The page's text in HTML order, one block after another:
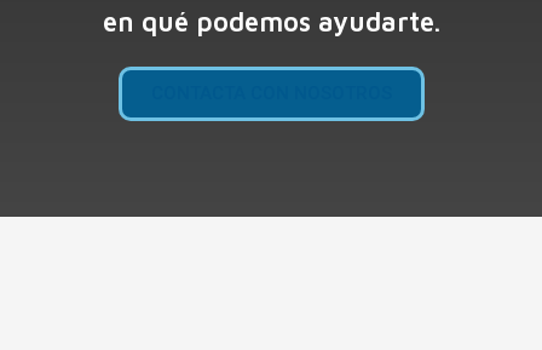
en qué podemos ayudarte.